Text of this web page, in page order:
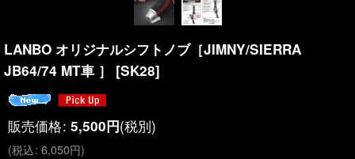
LANBO オリジナルシフトノブ［JIMNY/SIERRA
JB64/74 MT車 ］
[SK28]
販売価格: 5,500円(税別)
(税込: 6,050円)